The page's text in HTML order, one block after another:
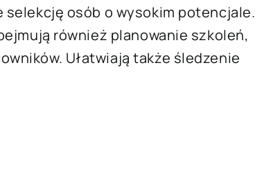
osób o wysokim potencjale.
również planowanie szkoleń,
Ułatwiają także śledzenie